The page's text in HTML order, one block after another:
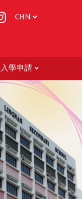
入學申請